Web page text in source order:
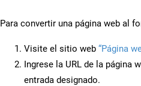
Para convertir una página web al
Visite el sitio web “Página
Ingrese la URL de la página
entrada designado.